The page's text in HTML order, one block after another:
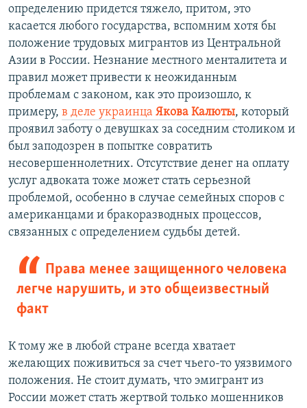
определению придется тяжело, притом, это
касается любого государства, вспомним хотя бы
положение трудовых мигрантов из Центральной
Азии в России. Незнание местного менталитета и
правил может привести к неожиданным
проблемам с законом, как это произошло, к
примеру, в деле украинца Якова Калюты, который
проявил заботу о девушках за соседним столиком и
был заподозрен в попытке совратить
несовершеннолетних. Отсутствие денег на оплату
услуг адвоката тоже может стать серьезной
проблемой, особенно в случае семейных споров с
американцами и бракоразводных процессов,
связанных с определением судьбы детей.
Права менее защищенного человека
легче нарушить, и это общеизвестный
факт
К тому же в любой стране всегда хватает
желающих поживиться за счет чьего-то уязвимого
положения. Не стоит думать, что эмигрант из
России может стать жертвой только мошенников